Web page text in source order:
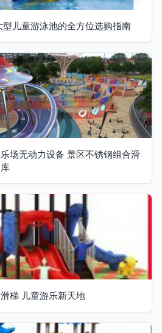
儿童游泳池的全方位选购指南
场无动力设备 景区不锈钢组合滑
梯 儿童游乐新天地